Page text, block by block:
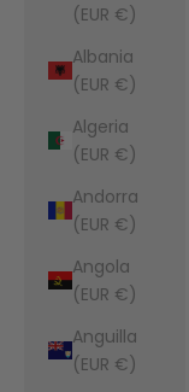
(EUR €)
Albania
(EUR €)
Algeria
(EUR €)
Andorra
(EUR €)
Angola
(EUR €)
Anguilla
(EUR €)